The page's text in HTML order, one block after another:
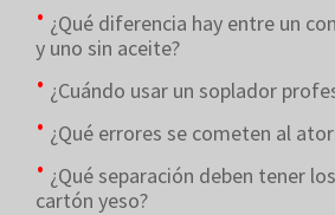
¿Qué diferencia hay entre un
y uno sin aceite?
¿Cuándo usar un soplador
¿Qué errores se cometen al
¿Qué separación deben tener
cartón yeso?